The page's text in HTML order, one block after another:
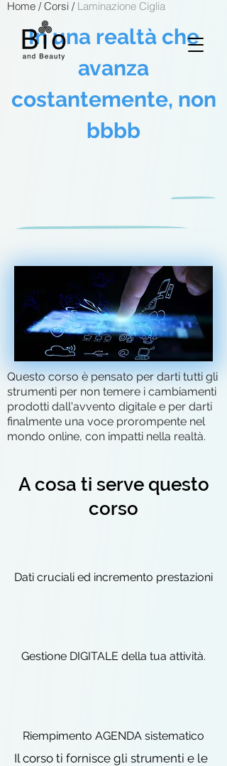
Home /Corsi / Laminazione Ciglia
In una realtà che
avanza
costantemente, non
bbbb
Questo corso è pensato per darti tutti gli
strumenti per non temere i cambiamenti
prodotti dall'avvento digitale e per darti
finalmente una voce prorompente nel
mondo online, con impatti nella realtà.
A cosa ti serve questo
corso
Dati cruciali ed incremento prestazioni
Gestione DIGITALE della tua attività.
Riempimento AGENDA sistematico
Il corso ti fornisce gli strumenti e le